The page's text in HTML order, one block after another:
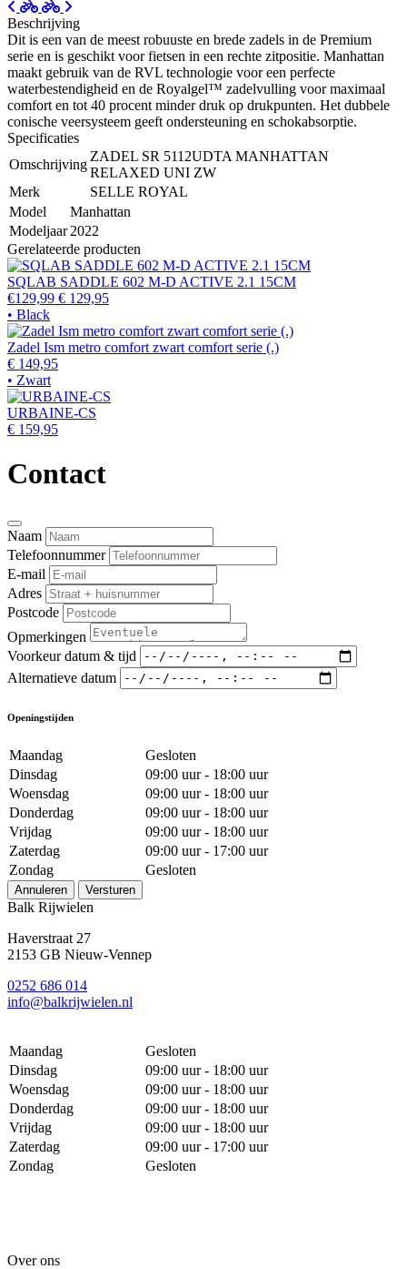
Beschrijving
Dit is een van de meest robuuste en brede zadels in de Premium
serie en is geschikt voor fietsen in een rechte zitpositie. Manhattan
maakt gebruik van de RVL technologie voor een perfecte
waterbestendigheid en de Royalgel™ zadelvulling voor maximaal
comfort en tot 40 procent minder druk op drukpunten. Het dubbele
conische veersysteem geeft ondersteuning en schokabsorptie.
Specificaties
Omschrijving
ZADEL SR 5112UDTA MANHATTAN
RELAXED UNI ZW
Merk
SELLE ROYAL
Model
Manhattan
Modeljaar 2022
Gerelateerde producten
SQLAB SADDLE 602 M-D ACTIVE 2.1 15CM
€129,99 € 129,95
• Black
Zadel Ism metro comfort zwart comfort serie (.)
€ 149,95
• Zwart
URBAINE-CS
€ 159,95
Contact
Naam
Telefoonnummer
E-mail
Adres
Postcode
Opmerkingen
Voorkeur datum & tijd
Alternatieve datum
Openingstijden
Maandag
Gesloten
Dinsdag
09:00 uur - 18:00 uur
Woensdag
09:00 uur - 18:00 uur
Donderdag
09:00 uur - 18:00 uur
Vrijdag
09:00 uur - 18:00 uur
Zaterdag
09:00 uur - 17:00 uur
Zondag
Gesloten
Annuleren Versturen
Balk Rijwielen
Haverstraat 27
2153 GB Nieuw-Vennep
0252 686 014
info@balkrijwielen.nl
Maandag
Gesloten
Dinsdag
09:00 uur - 18:00 uur
Woensdag
09:00 uur - 18:00 uur
Donderdag
09:00 uur - 18:00 uur
Vrijdag
09:00 uur - 18:00 uur
Zaterdag
09:00 uur - 17:00 uur
Zondag
Gesloten
Over ons